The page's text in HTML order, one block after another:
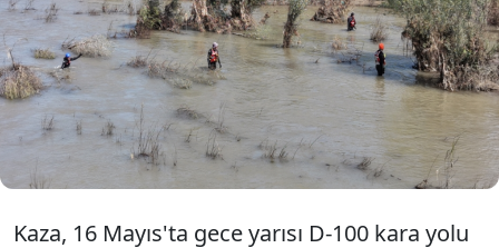
şokuyla Kelkit Çayı'na düştüğü değerlendirilen
Esma Nur Hacıosmanoğlu'nu (18) arama
çalışmaları, 21'inci gününe girdi. Kılıçkaya
Barajı'nın kapaklarının kapatılması ile Kelkit
Çayı'nda su seviyesi düşerken, bölgede arama
çalışmaları yeniden başlatıldı.
Kaza, 16 Mayıs'ta gece yarısı D-100 kara yolu